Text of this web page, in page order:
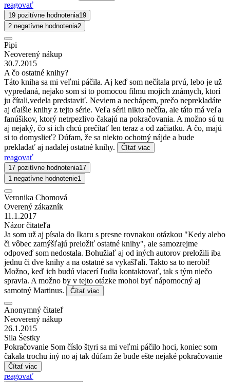
reagovať
19 pozitívne hodnotenia19
2 negatívne hodnotenia2
Pipi
Neoverený nákup
30.7.2015
A čo ostatné knihy?
Táto kniha sa mi veľmi páčila. Aj keď som nečítala prvú, lebo je už
vypredaná, nejako som si to pomocou filmu mojich známych, ktorí
ju čítali,vedela predstaviť. Neviem a nechápem, prečo neprekladáte
aj ďalšie knihy z tejto série. Veľa sérii nikto nečíta, ale táto má veľa
fanúšikov, ktorý netrpezlivo čakajú na pokračovania. A možno sú tu
aj nejaký, čo si ich chcú prečítať len teraz a od začiatku. A čo, majú
si to domyslieť? Dúfam, že sa niekto ochotný nájde a bude
prekladať aj nadalej ostatné knihy.
Čítať viac
reagovať
17 pozitívne hodnotenia17
1 negatívne hodnotenie1
Veronika Chomová
Overený zákazník
11.1.2017
Názor čitateľa
Ja som už aj písala do Ikaru s presne rovnakou otázkou "Kedy alebo
či vôbec zamýšľajú preložiť ostatné knihy", ale samozrejme
odpoveď som nedostala. Bohužiaľ aj od iných autorov preložili iba
jednu či dve knihy a na ostatné sa vykašľali. Takto sa to nerobí!
Možno, keď ich budú viacerí ľudia kontaktovať, tak s tým niečo
spravia. A možno by v tejto otázke mohol byť nápomocný aj
samotný Martinus.
Čítať viac
Anonymný čitateľ
Neoverený nákup
26.1.2015
Sila Šestky
Pokračovanie Som číslo štyri sa mi veľmi páčilo hoci, koniec som
čakala trochu iný no aj tak dúfam že bude ešte nejaké pokračovanie
Čítať viac
reagovať